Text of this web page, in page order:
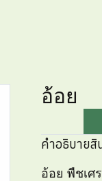
อ้อย
คำอธิบาย
อ้อย พืชเศ